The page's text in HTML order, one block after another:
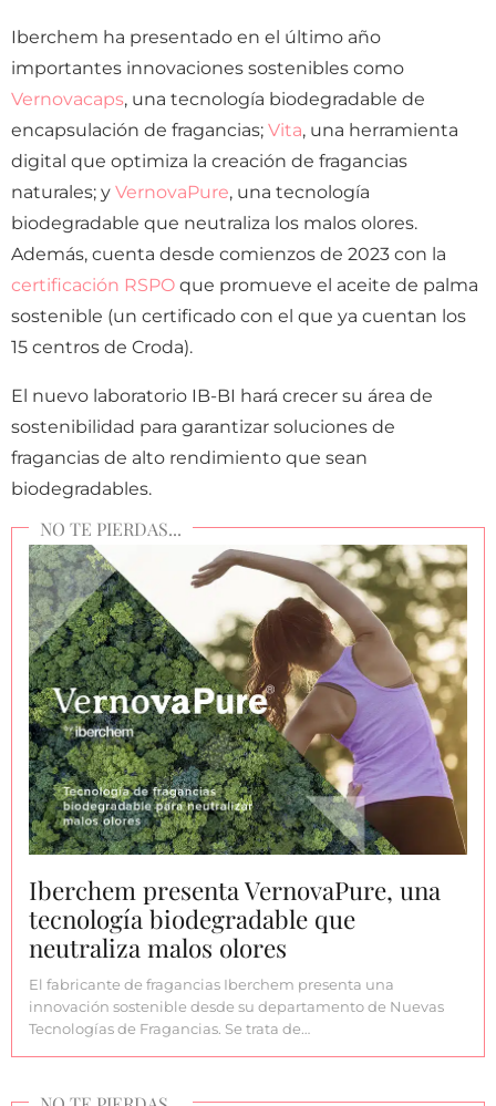
Iberchem ha presentado en el último año
importantes innovaciones sostenibles como
Vernovacaps, una tecnología biodegradable de
encapsulación de fragancias; Vita, una herramienta
digital que optimiza la creación de fragancias
naturales; y VernovaPure, una tecnología
biodegradable que neutraliza los malos olores.
Además, cuenta desde comienzos de 2023 con la
certificación RSPO que promueve el aceite de palma
sostenible (un certificado con el que ya cuentan los
15 centros de Croda).
El nuevo laboratorio IB-BI hará crecer su área de
sostenibilidad para garantizar soluciones de
fragancias de alto rendimiento que sean
biodegradables.
Iberchem presenta VernovaPure, una
tecnología biodegradable que
neutraliza malos olores
El fabricante de fragancias Iberchem presenta una
innovación sostenible desde su departamento de Nuevas
Tecnologías de Fragancias. Se trata de…